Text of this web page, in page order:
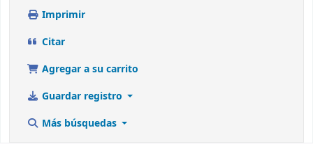
Imprimir
Citar
Agregar a su carrito
Guardar registro
Más búsquedas